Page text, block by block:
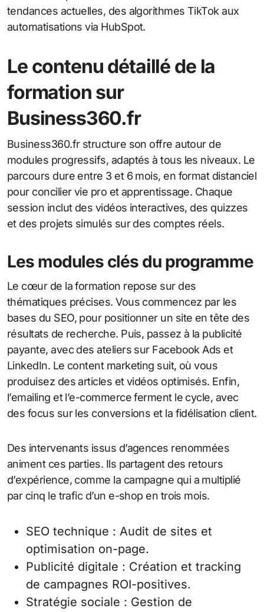
tendances actuelles, des algorithmes TikTok aux
automatisations via HubSpot.
Le contenu détaillé de la
formation sur
Business360.fr
Business360.fr structure son offre autour de
modules progressifs, adaptés à tous les niveaux. Le
parcours dure entre 3 et 6 mois, en format distanciel
pour concilier vie pro et apprentissage. Chaque
session inclut des vidéos interactives, des quizzes
et des projets simulés sur des comptes réels.
Les modules clés du programme
Le cœur de la formation repose sur des
thématiques précises. Vous commencez par les
bases du SEO, pour positionner un site en tête des
résultats de recherche. Puis, passez à la publicité
payante, avec des ateliers sur Facebook Ads et
LinkedIn. Le content marketing suit, où vous
produisez des articles et vidéos optimisés. Enfin,
l’emailing et l’e-commerce ferment le cycle, avec
des focus sur les conversions et la fidélisation client.
Des intervenants issus d’agences renommées
animent ces parties. Ils partagent des retours
d’expérience, comme la campagne qui a multiplié
par cinq le trafic d’un e-shop en trois mois.
SEO technique : Audit de sites et
optimisation on-page.
Publicité digitale : Création et tracking
de campagnes ROI-positives.
Stratégie sociale : Gestion de